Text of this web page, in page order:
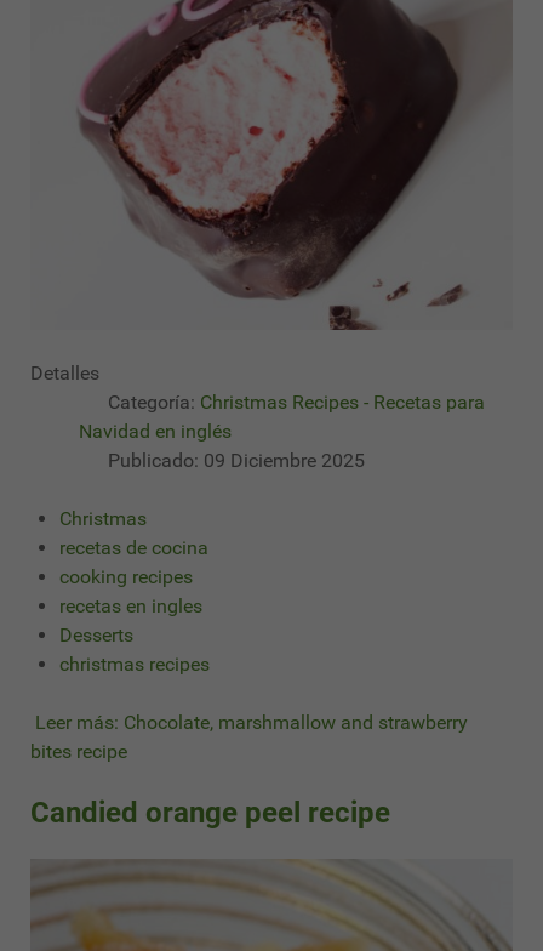
Detalles
Categoría: Christmas Recipes - Recetas para
Navidad en inglés
Publicado: 09 Diciembre 2025
Christmas
recetas de cocina
cooking recipes
recetas en ingles
Desserts
christmas recipes
Leer más: Chocolate, marshmallow and strawberry
bites recipe
Candied orange peel recipe